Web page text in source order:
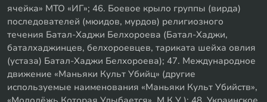
ячейка» МТО «ИГ»; 46. Боевое крыло группы (вирда)
последователей (мюидов, мурдов) религиозного
течения Батал-Хаджи Белхороева (Батал-Хаджи,
баталхаджинцев, белхороевцев, тариката шейха овлия
(устаза) Батал-Хаджи Белхороева); 47. Международное
движение «Маньяки Культ Убийц» (другие
используемые наименования «Маньяки Культ Убийств»,